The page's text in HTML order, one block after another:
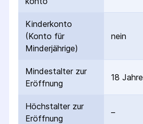
Kinderkonto
(Konto für
Minderjährige)
nein
Mindestalter zur
Eröffnung
18 Jahre
Höchstalter zur
Eröffnung
–